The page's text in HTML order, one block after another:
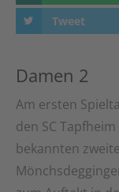
Tweet
Damen 2
Am ersten
den SC
bekannten